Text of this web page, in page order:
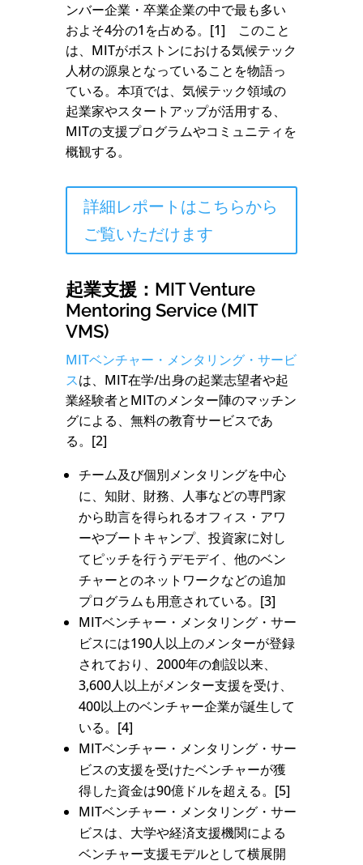
ンバー企業・卒業企業の中で最も多い
およそ4分の1を占める。[1] このこと
は、MITがボストンにおける気候テック
人材の源泉となっていることを物語っ
ている。本項では、気候テック領域の
起業家やスタートアップが活用する、
MITの支援プログラムやコミュニティを
概観する。
詳細レポートはこちらから
ご覧いただけます
起業支援：MIT Venture
Mentoring Service (MIT
VMS)
MITベンチャー・メンタリング・サービ
スは、MIT在学/出身の起業志望者や起
業経験者とMITのメンター陣のマッチン
グによる、無料の教育サービスであ
る。[2]
チーム及び個別メンタリングを中心
に、知財、財務、人事などの専門家
から助言を得られるオフィス・アワ
ーやブートキャンプ、投資家に対し
てピッチを行うデモデイ、他のベン
チャーとのネットワークなどの追加
プログラムも用意されている。[3]
MITベンチャー・メンタリング・サー
ビスには190人以上のメンターが登録
されており、2000年の創設以来、
3,600人以上がメンター支援を受け、
400以上のベンチャー企業が誕生して
いる。[4]
MITベンチャー・メンタリング・サー
ビスの支援を受けたベンチャーが獲
得した資金は90億ドルを超える。[5]
MITベンチャー・メンタリング・サー
ビスは、大学や経済支援機関による
ベンチャー支援モデルとして横展開